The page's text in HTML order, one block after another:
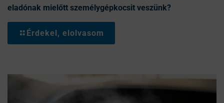
eladónak mielőtt személygépkocsit veszünk?
Érdekel, elolvasom